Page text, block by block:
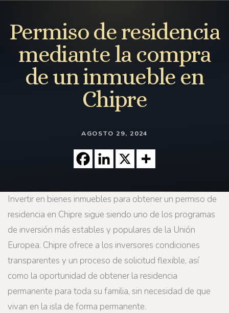
Permiso de residencia
mediante la compra
de un inmueble en
Chipre
AGOSTO 29, 2024
Invertir en bienes inmuebles para obtener un permiso de
residencia en Chipre sigue siendo uno de los programas
de inversión más estables y populares de la Unión
Europea. Chipre ofrece a los inversores condiciones
transparentes y un proceso de solicitud flexible, así
como la oportunidad de obtener la residencia
permanente para toda su familia, sin necesidad de que
vivan en la isla de forma permanente.